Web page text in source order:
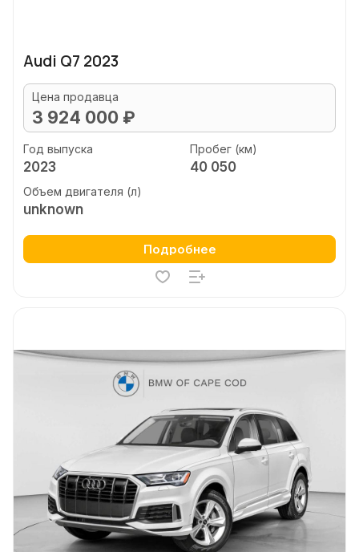
Audi Q7 2023
Цена продавца
3 924 000 ₽
Год выпуска
2023
Пробег (км)
40 050
Объем двигателя (л)
unknown
Подробнее